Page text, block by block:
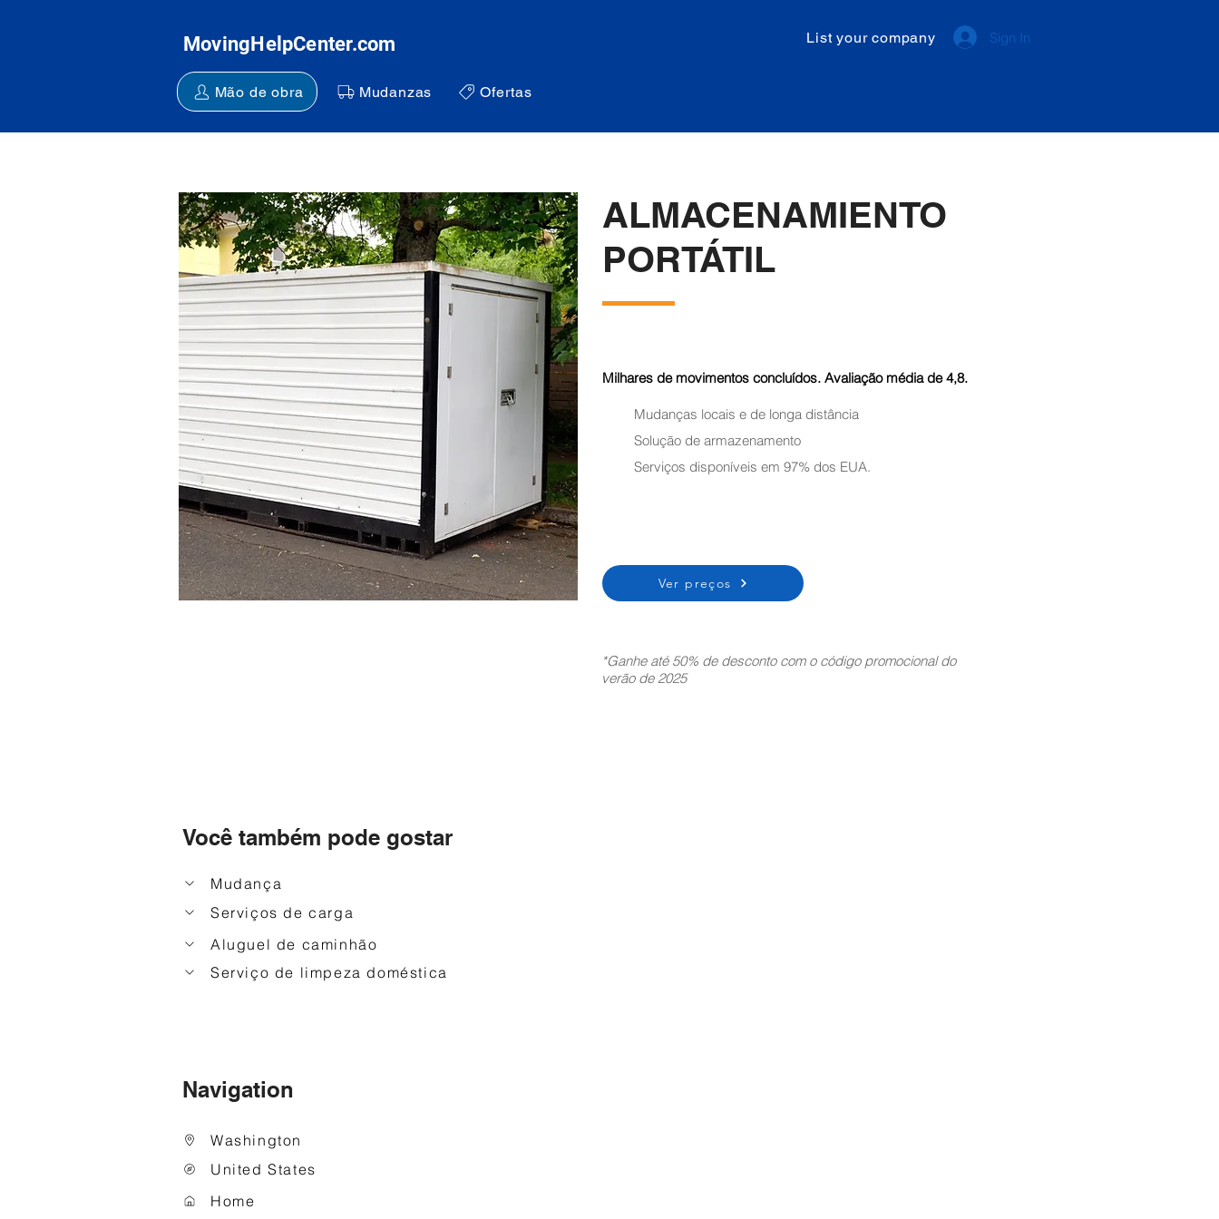
MovingHelpCenter.com
Mão de obra Mudanzas Ofertas
List your company Sign In
ALMACENAMIENTO
PORTÁTIL
Milhares de movimentos concluídos. Avaliação média de 4,8.
Mudanças locais e de longa distância
Solução de armazenamento
Serviços disponíveis em 97% dos EUA.
Ver preços
*Ganhe até 50% de desconto com o código promocional do
verão de 2025
Você também pode gostar
Mudança
Serviços de carga
Aluguel de caminhão
Serviço de limpeza doméstica
Navigation
Washington
United States
Home